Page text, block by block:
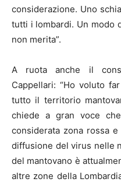
considerazione. Uno
tutti i lombardi. Un modo
non merita”.
A ruota anche il
Cappellari: “Ho voluto
tutto il territorio
chiede a gran voce
considerata zona rossa
diffusione del virus nelle
del mantovano è
altre zone della